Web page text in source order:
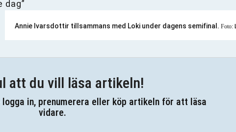
Annie Ivarsdottir tillsammans med Loki under dagens semifinal.Foto:
att du vill läsa artikeln!
in, prenumerera eller köp artikeln för att läsa
vidare.